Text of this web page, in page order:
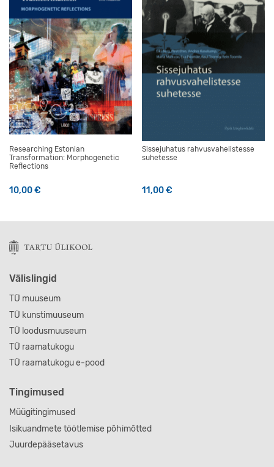
Researching Estonian
Transformation: Morphogenetic
Reflections
10,00€
Sissejuhatus rahvusvahelistesse
suhetesse
11,00€
Välislingid
TÜ muuseum
TÜ kunstimuuseum
TÜ loodusmuuseum
TÜ raamatukogu
TÜ raamatukogu e-pood
Tingimused
Müügitingimused
Isikuandmete töötlemise põhimõtted
Juurdepääsetavus